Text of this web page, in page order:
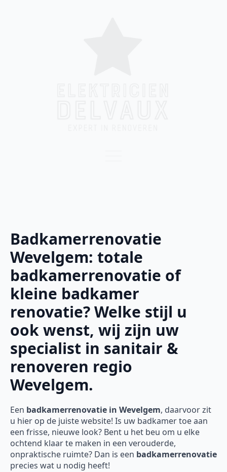
Badkamerrenovatie
Wevelgem: totale
badkamerrenovatie of
kleine badkamer
renovatie? Welke stijl u
ook wenst, wij zijn uw
specialist in sanitair &
renoveren regio
Wevelgem.
Een badkamerrenovatie in Wevelgem, daarvoor zit
u hier op de juiste website! Is uw badkamer toe aan
een frisse, nieuwe look? Bent u het beu om u elke
ochtend klaar te maken in een verouderde,
onpraktische ruimte? Dan is een badkamerrenovatie
precies wat u nodig heeft!